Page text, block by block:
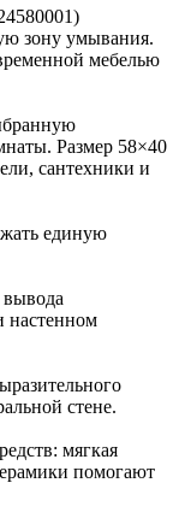
зону умывания.
мебелью
Размер 58×40
сантехники и
единую
настенном
стене.
мягкая
помогают